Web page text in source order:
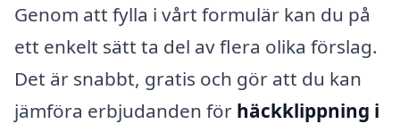
Genom att fylla i vårt formulär kan du på
ett enkelt sätt ta del av flera olika förslag.
Det är snabbt, gratis och gör att du kan
jämföra erbjudanden för häckklippning i